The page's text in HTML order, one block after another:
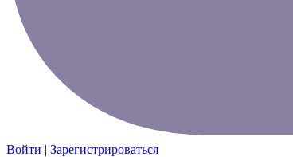
Войти | Зарегистрироваться